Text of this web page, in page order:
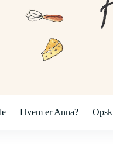
Hvem er Anna?